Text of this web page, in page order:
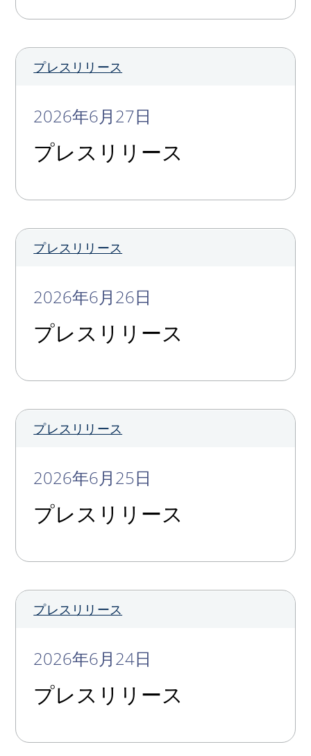
プレスリリース
2026年6月27日
プレスリリース
プレスリリース
2026年6月26日
プレスリリース
プレスリリース
2026年6月25日
プレスリリース
プレスリリース
2026年6月24日
プレスリリース